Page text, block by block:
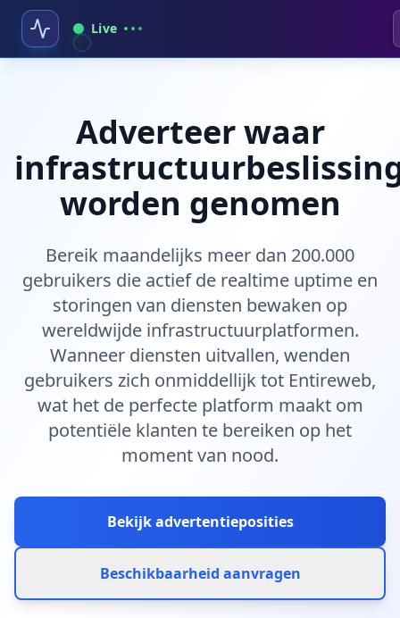
Live
Adverteer waar
worden genomen
Bereik maandelijks meer dan 200.000
gebruikers die actief de realtime uptime en
storingen van diensten bewaken op
wereldwijde infrastructuurplatformen.
Wanneer diensten uitvallen, wenden
gebruikers zich onmiddellijk tot Entireweb,
wat het de perfecte platform maakt om
potentiële klanten te bereiken op het
moment van nood.
Bekijk advertentieposities
Beschikbaarheid aanvragen